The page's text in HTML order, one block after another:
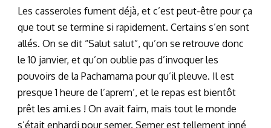
Les casseroles fument déjà, et c’est peut-être pour ça
que tout se termine si rapidement. Certains s’en sont
allés. On se dit “Salut salut”, qu’on se retrouve donc
le 10 janvier, et qu’on oublie pas d’invoquer les
pouvoirs de la Pachamama pour qu’il pleuve. Il est
presque 1 heure de l’aprem’, et le repas est bientôt
prêt les ami.es ! On avait faim, mais tout le monde
s’était enhardi pour semer. Semer est tellement inné